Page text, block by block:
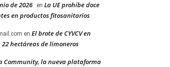
de 2026 en La UE prohíbe doce
en productos fitosanitarios
en El brote de CYVCV en
hectáreas de limoneros
Community, la nueva plataforma